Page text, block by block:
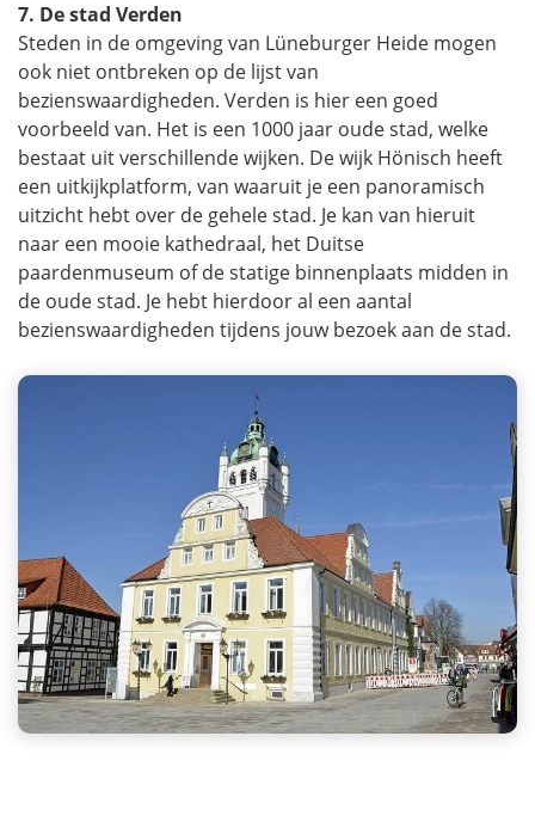
7. De stad Verden
Steden in de omgeving van Lüneburger Heide mogen
ook niet ontbreken op de lijst van
bezienswaardigheden. Verden is hier een goed
voorbeeld van. Het is een 1000 jaar oude stad, welke
bestaat uit verschillende wijken. De wijk Hönisch heeft
een uitkijkplatform, van waaruit je een panoramisch
uitzicht hebt over de gehele stad. Je kan van hieruit
naar een mooie kathedraal, het Duitse
paardenmuseum of de statige binnenplaats midden in
de oude stad. Je hebt hierdoor al een aantal
bezienswaardigheden tijdens jouw bezoek aan de stad.